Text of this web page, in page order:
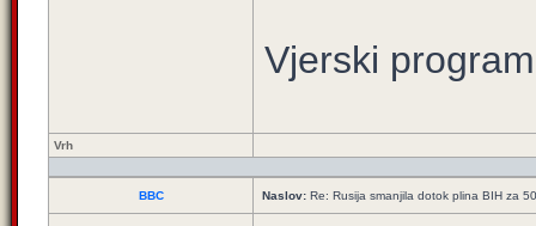
Vjerski
Vrh
BBC Naslov: Re: Rusija smanjila dotok plina BIH za